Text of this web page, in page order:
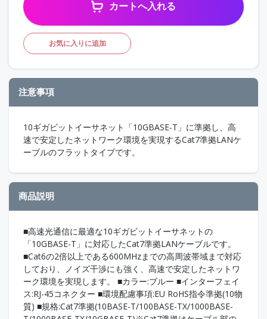
カートへ入れる
お気に入りに追加
注意事項
10ギガビットイーサネット「10GBASE-T」に準拠し、高
速で安定したネットワーク環境を実現するCat7準拠LANケ
ーブルのフラットタイプです。
商品説明
■高速光通信に最適な10ギガビットイーサネットの
「10GBASE-T」に対応したCat7準拠LANケーブルです。
■Cat6の2倍以上である600MHzまでの高周波帯域まで対応
しており、ノイズ干渉にも強く、高速で安定したネットワ
ーク環境を実現します。 ■カラー:ブルー ■インターフェイ
ス:RJ-45コネクター ■環境配慮事項:EU RoHS指令準拠(10物
質) ■規格:Cat7準拠(10BASE-T/100BASE-TX/1000BASE-